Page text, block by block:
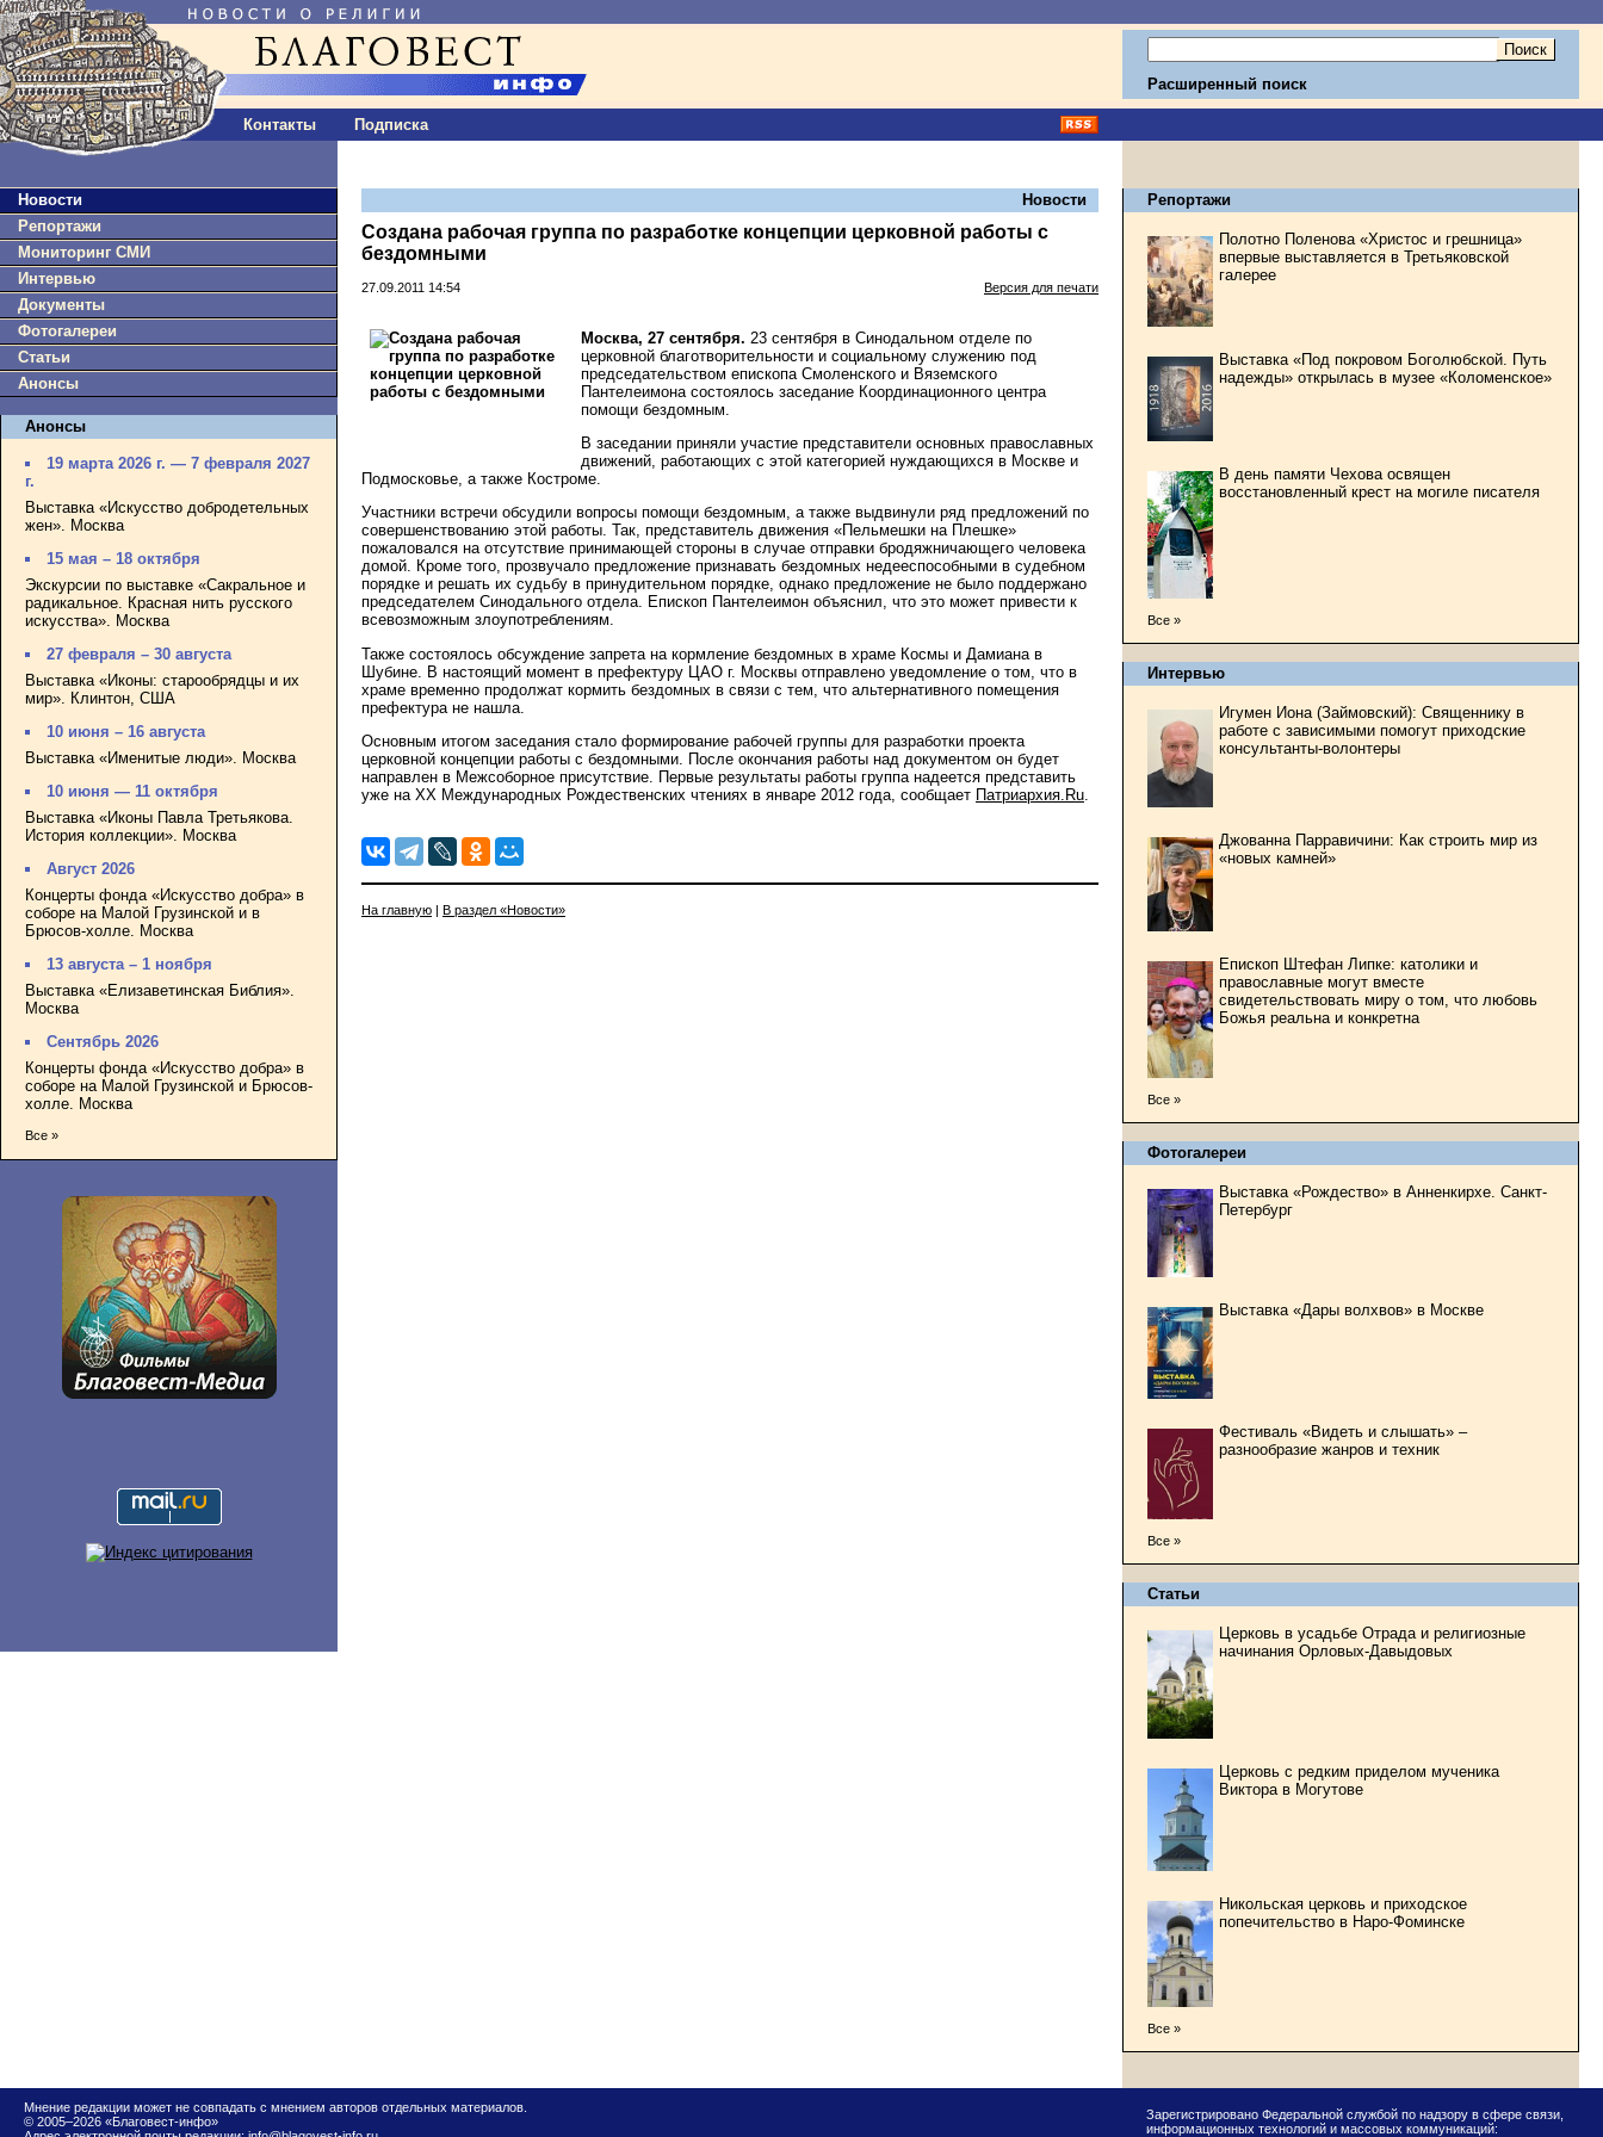
Контакты Подписка
Расширенный поиск
Новости
Репортажи
Мониторинг СМИ
Интервью
Документы
Фотогалереи
Статьи
Анонсы
Анонсы
19 марта 2026 г. — 7 февраля 2027
г.
Выставка «Искусство добродетельных
жен». Москва
15 мая – 18 октября
Экскурсии по выставке «Сакральное и
радикальное. Красная нить русского
искусства». Москва
27 февраля – 30 августа
Выставка «Иконы: старообрядцы и их
мир». Клинтон, США
10 июня – 16 августа
Выставка «Именитые люди». Москва
10 июня — 11 октября
Выставка «Иконы Павла Третьякова.
История коллекции». Москва
Август 2026
Концерты фонда «Искусство добра» в
соборе на Малой Грузинской и в
Брюсов-холле. Москва
13 августа – 1 ноября
Выставка «Елизаветинская Библия».
Москва
Сентябрь 2026
Концерты фонда «Искусство добра» в
соборе на Малой Грузинской и Брюсов-
холле. Москва
Все »
Новости
Создана рабочая группа по разработке концепции церковной работы с
бездомными
27.09.2011 14:54 Версия для печати
Москва, 27 сентября. 23 сентября в Синодальном отделе по
церковной благотворительности и социальному служению под
председательством епископа Смоленского и Вяземского
Пантелеимона состоялось заседание Координационного центра
помощи бездомным.
В заседании приняли участие представители основных православных
движений, работающих с этой категорией нуждающихся в Москве и
Подмосковье, а также Костроме.
Участники встречи обсудили вопросы помощи бездомным, а также выдвинули ряд предложений по
совершенствованию этой работы. Так, представитель движения «Пельмешки на Плешке»
пожаловался на отсутствие принимающей стороны в случае отправки бродяжничающего человека
домой. Кроме того, прозвучало предложение признавать бездомных недееспособными в судебном
порядке и решать их судьбу в принудительном порядке, однако предложение не было поддержано
председателем Синодального отдела. Епископ Пантелеимон объяснил, что это может привести к
всевозможным злоупотреблениям.
Также состоялось обсуждение запрета на кормление бездомных в храме Космы и Дамиана в
Шубине. В настоящий момент в префектуру ЦАО г. Москвы отправлено уведомление о том, что в
храме временно продолжат кормить бездомных в связи с тем, что альтернативного помещения
префектура не нашла.
Основным итогом заседания стало формирование рабочей группы для разработки проекта
церковной концепции работы с бездомными. После окончания работы над документом он будет
направлен в Межсоборное присутствие. Первые результаты работы группа надеется представить
уже на XX Международных Рождественских чтениях в январе 2012 года, сообщает Патриархия.Ru
На главную | В раздел «Новости»
Репортажи
Полотно Поленова «Христос и грешница»
впервые выставляется в Третьяковской
галерее
Выставка «Под покровом Боголюбской. Путь
надежды» открылась в музее «Коломенское»
В день памяти Чехова освящен
восстановленный крест на могиле писателя
Все »
Интервью
Игумен Иона (Займовский): Священнику в
работе с зависимыми помогут приходские
консультанты-волонтеры
Джованна Парравичини: Как строить мир из
«новых камней»
Епископ Штефан Липке: католики и
православные могут вместе
свидетельствовать миру о том, что любовь
Божья реальна и конкретна
Все »
Фотогалереи
Выставка «Рождество» в Анненкирхе. Санкт-
Петербург
Выставка «Дары волхвов» в Москве
Фестиваль «Видеть и слышать» –
разнообразие жанров и техник
Все »
Статьи
Церковь в усадьбе Отрада и религиозные
начинания Орловых-Давыдовых
Церковь с редким приделом мученика
Виктора в Могутове
Никольская церковь и приходское
попечительство в Наро-Фоминске
Все »
Мнение редакции может не совпадать с мнением авторов отдельных материалов.
© 2005–2026 «Благовест-инфо»
Зарегистрировано Федеральной службой по надзору в сфере связи,
информационных технологий и массовых коммуникаций: